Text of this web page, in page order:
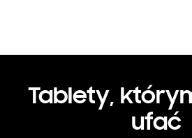
Tablety,
ufać